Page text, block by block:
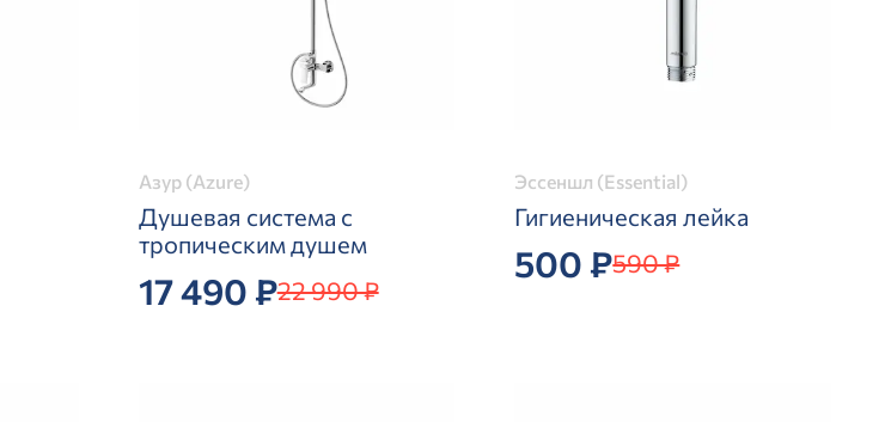
Азур (Azure)
Душевая система с
тропическим душем
17 490 ₽22 990 ₽
Эссеншл (Essential)
Гигиеническая лейка
500 ₽590 ₽